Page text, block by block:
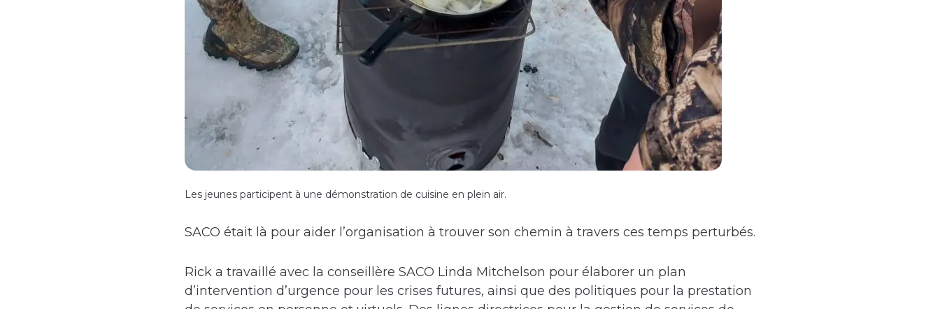
Les jeunes participent à une démonstration de cuisine en plein air.
SACO était là pour aider l’organisation à trouver son chemin à travers ces temps perturbés.
Rick a travaillé avec la conseillère SACO Linda Mitchelson pour élaborer un plan
d’intervention d’urgence pour les crises futures, ainsi que des politiques pour la prestation